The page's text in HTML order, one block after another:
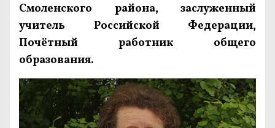
Смоленского района, заслуженный
учитель Российской Федерации,
Почётный работник общего
образования.